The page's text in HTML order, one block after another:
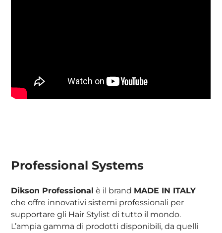
Professional Systems
Dikson Professional è il brand MADE IN ITALY
che offre innovativi sistemi professionali per
supportare gli Hair Stylist di tutto il mondo.
L’ampia gamma di prodotti disponibili, da quelli